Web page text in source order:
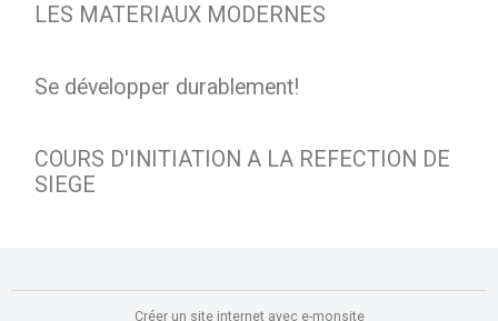
LES MATERIAUX MODERNES
Se développer durablement!
COURS D'INITIATION A LA REFECTION DE
SIEGE
Créer un site internet avec e-monsite